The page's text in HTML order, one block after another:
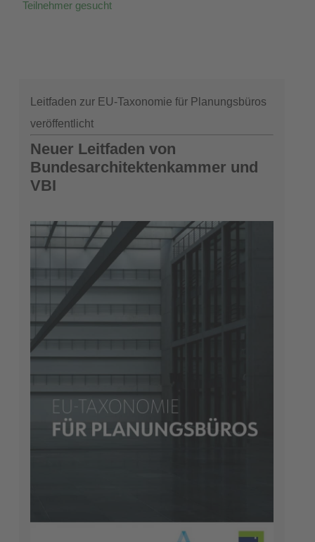
Teilnehmer gesucht
Leitfaden zur EU-Taxonomie für Planungsbüros
veröffentlicht
Neuer Leitfaden von
Bundesarchitektenkammer und
VBI